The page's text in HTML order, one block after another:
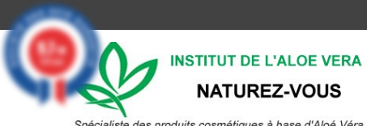
9.7/10
359 avis